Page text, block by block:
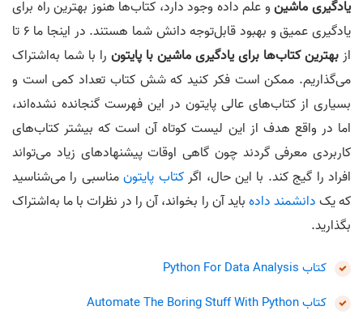
یادگیری ماشینو علم داده وجود دارد، کتاب‌ها هنوز بهترین راه برای
یادگیری عمیق و بهبود قابل‌توجه دانش شما هستند. در اینجا ما 6 تا
از بهترین کتاب‌ها برای یادگیری ماشین با پایتون را با شما به‌اشتراک
می‌گذاریم. ممکن است فکر کنید که شش کتاب تعداد کمی است و
بسیاری از کتاب‌های عالی پایتون در این فهرست گنجانده نشده‌اند،
اما در واقع هدف از این لیست کوتاه آن است که بیشتر کتاب‌های
کاربردی معرفی گردند چون گاهی اوقات پیشنهادهای زیاد می‌تواند
افراد را گیج کند. با این حال، اگرکتاب پایتونمناسبی را می‌شناسید
که یکدانشمند دادهباید آن را بخواند، آن را در نظرات با ما به‌اشتراک
بگذارید.
کتاب Python For Data Analysis
کتاب Automate The Boring Stuff With Python